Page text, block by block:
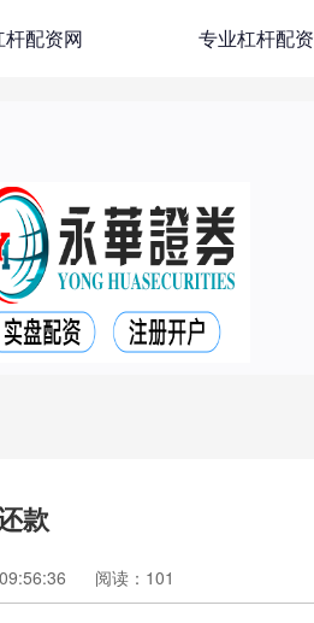
杆配资网 专业杠杆配资
款
阅读：101